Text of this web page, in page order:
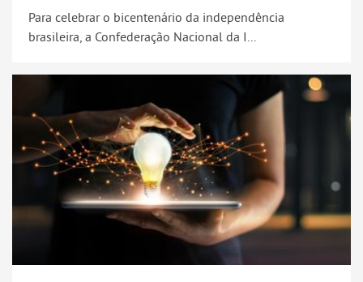
Para celebrar o bicentenário da independência
brasileira, a Confederação Nacional da I...